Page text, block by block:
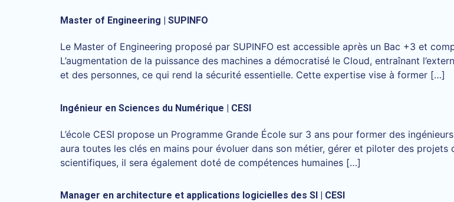
Master of Engineering | SUPINFO
Le Master of Engineering proposé par SUPINFO est accessible après un Bac +3 et
L’augmentation de la puissance des machines a démocratisé le Cloud, entraînant
et des personnes, ce qui rend la sécurité essentielle. Cette expertise vise à former […]
Ingénieur en Sciences du Numérique | CESI
L’école CESI propose un Programme Grande École sur 3 ans pour former des
aura toutes les clés en mains pour évoluer dans son métier, gérer et piloter des projets
scientifiques, il sera également doté de compétences humaines […]
Manager en architecture et applications logicielles des SI | CESI